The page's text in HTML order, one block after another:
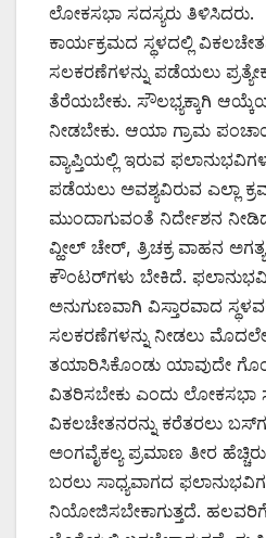
ಲೋಕಸಭಾ ಸದಸ್ಯರು ತಿಳಿಸಿದರು.
ಕಾರ್ಯಕ್ರಮದ ಸ್ಥಳದಲ್ಲಿ
ಸಲಕರಣೆಗಳನ್ನು ಪಡೆಯಲು
ತೆರೆಯಬೇಕು. ಸೌಲಭ್ಯಕ್ಕಾಗಿ
ನೀಡಬೇಕು. ಆಯಾ ಗ್ರಾಮ
ವ್ಯಾಪ್ತಿಯಲ್ಲಿ ಇರುವ
ಪಡೆಯಲು ಅವಶ್ಯವಿರುವ ಎಲ್ಲಾ
ಮುಂದಾಗುವಂತೆ ನಿರ್ದೇಶನ
ವ್ಹೀಲ್ ಚೇರ್, ತ್ರಿಚಕ್ರ ವಾಹನ
ಕೌಂಟರ್‌ಗಳು ಬೇಕಿದೆ.
ಅನುಗುಣವಾಗಿ ವಿಸ್ತಾರವಾದ
ಸಲಕರಣೆಗಳನ್ನು ನೀಡಲು
ತಯಾರಿಸಿಕೊಂಡು ಯಾವುದೇ
ವಿತರಿಸಬೇಕು ಎಂದು ಲೋಕಸಭಾ
ವಿಕಲಚೇತನರನ್ನು ಕರೆತರಲು
ಅಂಗವೈಕಲ್ಯ ಪ್ರಮಾಣ ತೀರ
ಬರಲು ಸಾಧ್ಯವಾಗದ
ನಿಯೋಜಿಸಬೇಕಾಗುತ್ತದೆ.